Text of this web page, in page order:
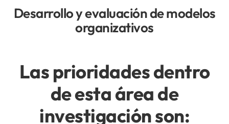
BIOSISTEMAK
GRUPOS DE INVESTIGACIÓN
PROYECTOS/COLABORACIONES
Desarrollo y evaluación de modelos
organizativos
Las prioridades dentro
de esta área de
investigación son: